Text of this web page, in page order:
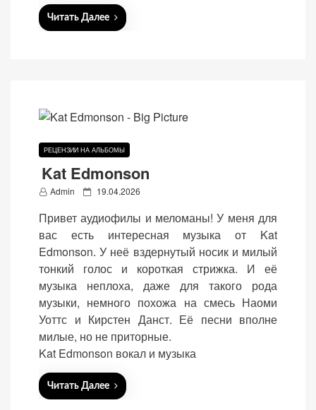
Читать Далее
РЕЦЕНЗИИ НА АЛЬБОМЫ
Kat Edmonson
Admin
P
s
t
e
d
o
n
19.04.2026
Привет аудиофилы и меломаны! У меня для
вас есть интересная музыка от Kat
Edmonson. У неё вздернутый носик и милый
тонкий голос и короткая стрижка. И её
музыка неплоха, даже для такого рода
музыки, немного похожа на смесь Наоми
Уоттс и Кирстен Данст. Её песни вполне
милые, но не приторные.
Kat Edmonson вокал и музыка
Читать Далее
работы сайта.
Сохраняют
функционирования
веб-сайта.
Функциональные
Обеспечивают
работу сайта. Если
вы откажетесь от
использования
этих файлов
cookie, некоторые
функции веб-сайта
исчезнут.
Статистические
(аналитика)
Анализируют